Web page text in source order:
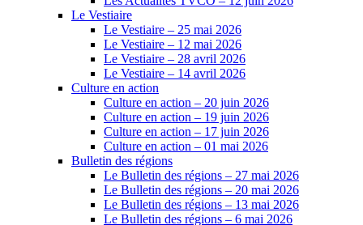
Le Vestiaire
Le Vestiaire – 25 mai 2026
Le Vestiaire – 12 mai 2026
Le Vestiaire – 28 avril 2026
Le Vestiaire – 14 avril 2026
Culture en action
Culture en action – 20 juin 2026
Culture en action – 19 juin 2026
Culture en action – 17 juin 2026
Culture en action – 01 mai 2026
Bulletin des régions
Le Bulletin des régions – 27 mai 2026
Le Bulletin des régions – 20 mai 2026
Le Bulletin des régions – 13 mai 2026
Le Bulletin des régions – 6 mai 2026